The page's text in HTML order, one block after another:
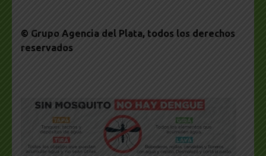
© Grupo Agencia del Plata, todos los derechos
reservados